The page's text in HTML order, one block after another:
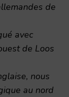
de
avec
de Loos
nous
au nord